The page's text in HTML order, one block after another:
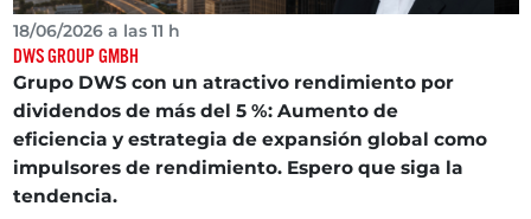
18/06/2026 a las 11 h
DWS GROUP GMBH
Grupo DWS con un atractivo rendimiento por
dividendos de más del 5 %: Aumento de
eficiencia y estrategia de expansión global como
impulsores de rendimiento. Espero que siga la
tendencia.